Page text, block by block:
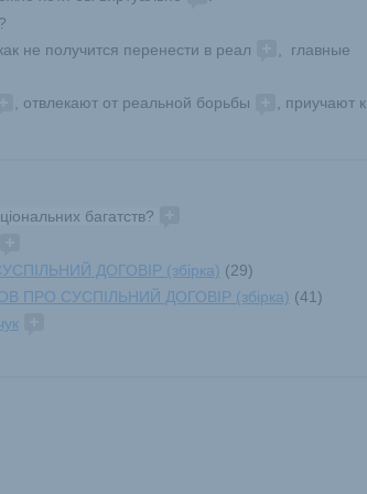
?
не получится перенести в реал
,  главные
, отвлекают от реальной борьбы
, приучают к
багатств?
ДОГОВІР (збірка) (29)
ПРО СУСПІЛЬНИЙ ДОГОВІР (збірка) (41)